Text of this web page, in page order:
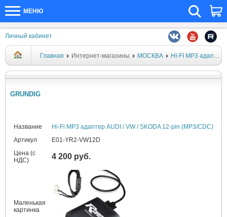
МЕНЮ
Личный кабинет
Главная Интернет-магазины МОСКВА HI-FI MP3 адаптеры
GRUNDIG
Название
Hi-Fi MP3 адаптер AUDI / VW / SKODA 12-pin (MP3/CDC)
Артикул
E01-YR2-VW12D
Цена (с
НДС)
4 200 руб.
Маленькая
картинка